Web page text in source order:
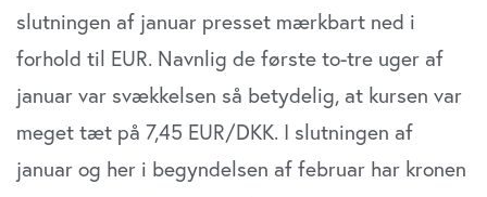
slutningen af januar presset mærkbart ned i
forhold til EUR. Navnlig de første to-tre uger af
januar var svækkelsen så betydelig, at kursen var
meget tæt på 7,45 EUR/DKK. I slutningen af
januar og her i begyndelsen af februar har kronen